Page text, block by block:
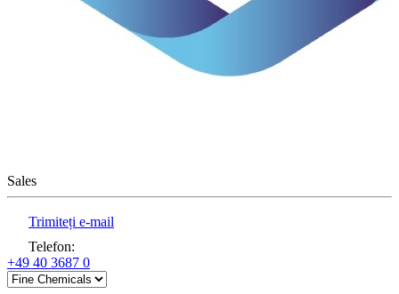
Sales
Trimiteți e-mail
Telefon:
+49 40 3687 0